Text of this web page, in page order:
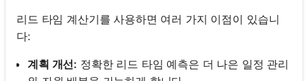
리드 타임 계산기를 사용하면 여러 가지 이점이 있습니
다:
계획 개선: 정확한 리드 타임 예측은 더 나은 일정 관리